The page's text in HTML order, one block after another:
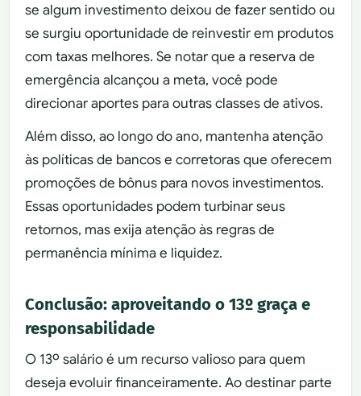
se algum investimento deixou de fazer sentido ou
se surgiu oportunidade de reinvestir em produtos
com taxas melhores. Se notar que a reserva de
emergência alcançou a meta, você pode
direcionar aportes para outras classes de ativos.
Além disso, ao longo do ano, mantenha atenção
às políticas de bancos e corretoras que oferecem
promoções de bônus para novos investimentos.
Essas oportunidades podem turbinar seus
retornos, mas exija atenção às regras de
permanência mínima e liquidez.
Conclusão: aproveitando o 13º graça e
responsabilidade
O 13º salário é um recurso valioso para quem
deseja evoluir financeiramente. Ao destinar parte